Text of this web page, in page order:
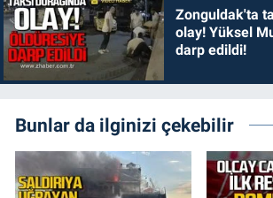
Zonguldak'ta
olay! Yüksel
darp edildi!
Bunlar da ilginizi çekebilir